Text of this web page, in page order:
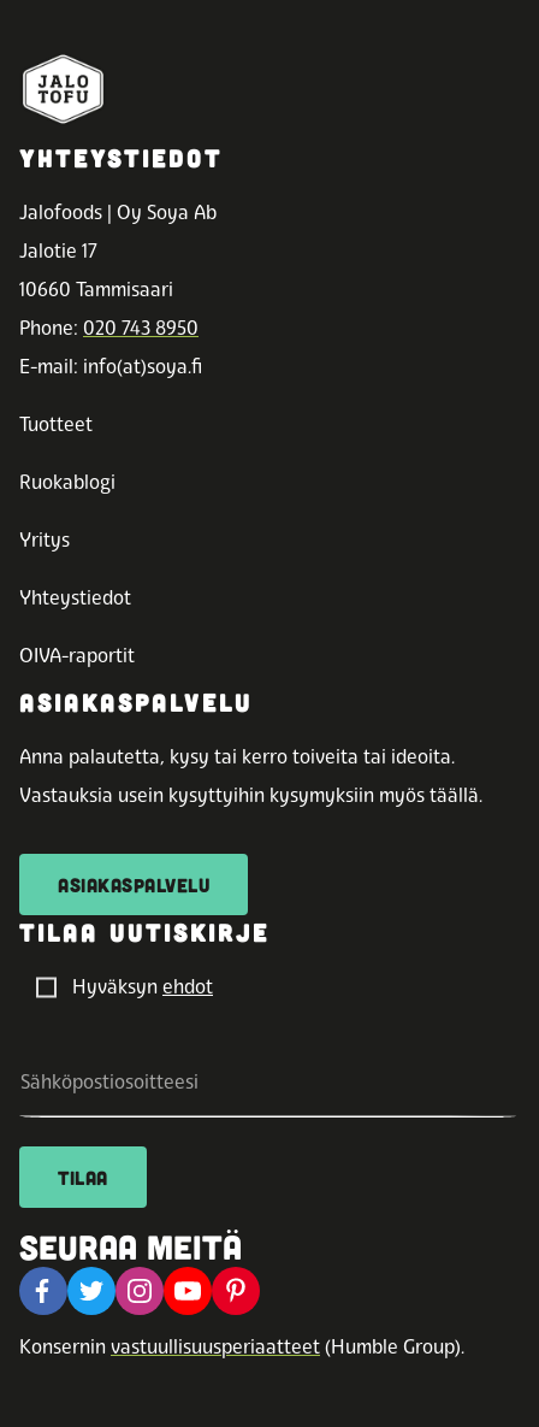
YHTEYSTIEDOT
Jalofoods | Oy Soya Ab
Jalotie 17
10660 Tammisaari
Phone: 020 743 8950
E-mail: info(at)soya.fi
Tuotteet
Ruokablogi
Yritys
Yhteystiedot
OIVA-raportit
ASIAKASPALVELU
Anna palautetta, kysy tai kerro toiveita tai ideoita.
Vastauksia usein kysyttyihin kysymyksiin myös täällä.
ASIAKASPALVELU
TILAA UUTISKIRJE
Hyväksyn ehdot
TILAA
SEURAA MEITÄ
Konsernin vastuullisuusperiaatteet (Humble Group).